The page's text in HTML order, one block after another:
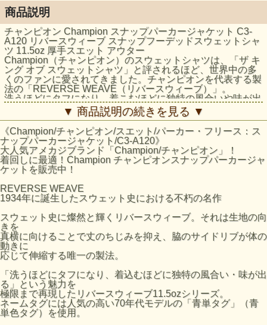
商品説明
チャンピオン Champion スナップパーカージャケット C3-
A120 リバースウィーブ スナップフーデッドスウェットシャ
ツ 11.5oz 厚手スエット アウター
Champion（チャンピオン）のスウェットシャツは、「ザ キ
ング オブ スウェットシャツ」と評されるほど、世界中の多
くのファンに愛されてきました。チャンピオンを代表する製
法の「REVERSE WEAVE（リバースウィーブ）」。
洗うほどにタフになり、着こむほどに独特の風合いや味が出
る裏起毛素材を使用した「REVERSE WEAVE 11.5oz. Terry
Fleece（リバースウィーブ 11.5オンス テリーフリース）」
シリーズのスナップフーデッドスウェットシャツです。
コットン素材は環境に配慮して生産されたサステナブルなア
メリカ綿を100%使用。本来は縦方向に使われる生地を横方
向に使用する「REVERSE WEAVE」製法によって縦の生地
の縮みを防ぐと同時に、両脇に「EXPANSION
GUSSET（エクスパンションガゼット）」を付けることで
横の縮みへの影響を少なくし、動きやすさに配慮していま
す。オーセンティックなシルエットで、ネームタグには
1970年代モデルの「青単タグ」（青単色タグ）を採用。
サイズの目安
サイズ
身丈 (cm) 身幅 (cm) 肩幅 (cm)
袖丈 (cm)
M
65
L
68 57 45
64.5
XL
71 59 47
素材：Reverse Weave 11.5oz Terry Fleece、本体: ットン
▼ 商品説明の続きを見る ▼
《Champion/チャンピオン/スエット/パーカー・フリース：ス
ナップパーカージャケット/C3-A120》
大人気アメカジブランド「Champion/チャンピオン」！
着回しに最適！Champion チャンピオンスナップパーカージャ
ケットを販売中！
REVERSE WEAVE
1934年に誕生したスウェット史における不朽の名作
スウェット史に燦然と輝くリバースウィーブ。それは生地の向
きを
真横に向けることで丈のちじみを抑え、脇のサイドリブが体の
動きに
応じて伸縮する唯一の製法。
「洗うほどにタフになり、着込むほどに独特の風合い・味が出
る」という魅力を
極限まで再現したリバースウィーブ11.5ozシリーズ。
ネームタグには人気の高い70年代モデルの「青単タグ」（青
単色タグ）を使用。